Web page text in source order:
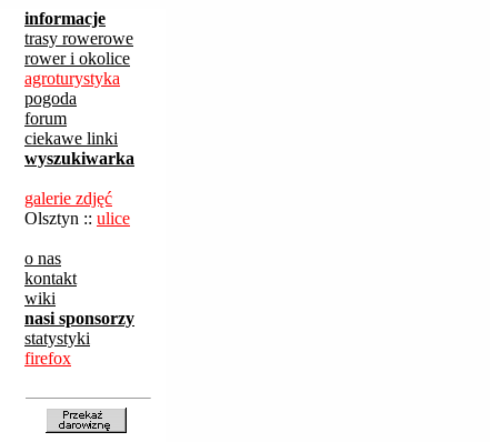
informacje
trasy rowerowe
rower i okolice
agroturystyka
pogoda
forum
ciekawe linki
wyszukiwarka
galerie zdjęć
Olsztyn :: ulice
o nas
kontakt
wiki
nasi sponsorzy
statystyki
firefox